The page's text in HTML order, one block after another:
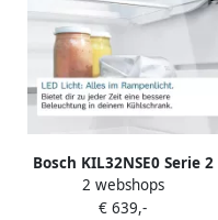
Bosch KIL32NSE0 Serie 2
Inbouwkoelkast Inbouw
koelkast met vriesvak 102.1
2 webshops
€ 639,-